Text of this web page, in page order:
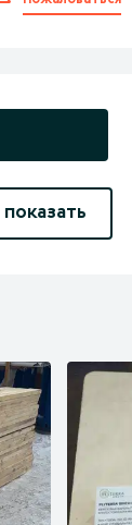
показать